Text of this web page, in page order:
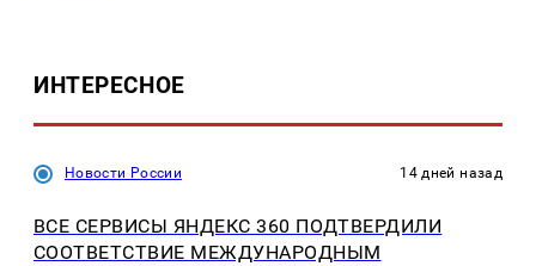
ИНТЕРЕСНОЕ
Новости России 14 дней назад
ВСЕ СЕРВИСЫ ЯНДЕКС 360 ПОДТВЕРДИЛИ
СООТВЕТСТВИЕ МЕЖДУНАРОДНЫМ